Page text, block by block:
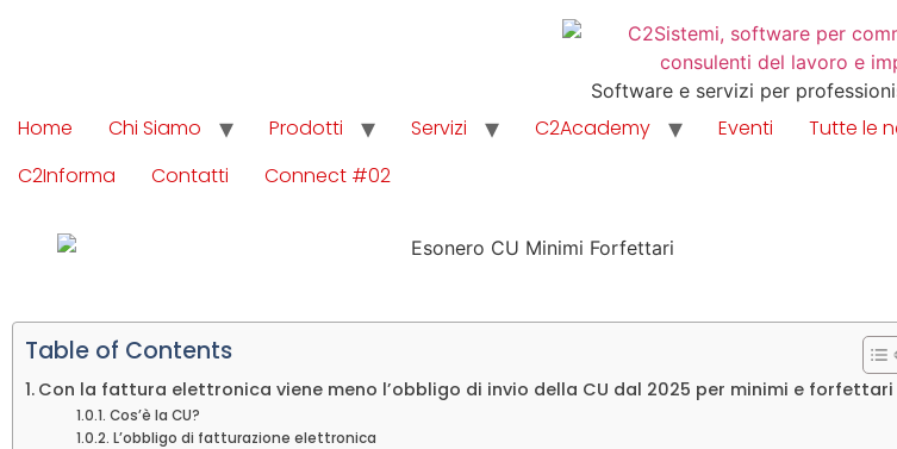
Software e servizi per
Home Chi Siamo Prodotti Servizi C2Academy Eventi Tutte le
C2Informa
Contatti Connect #02
Table of Contents
Con la fattura elettronica viene meno l’obbligo di invio della CU dal 2025 per minimi e forfettari
Cos’è la CU?
L’obbligo di fatturazione elettronica